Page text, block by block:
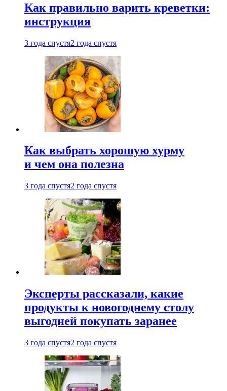
Как правильно варить креветки:
инструкция
3 года спустя2 года спустя
Как выбрать хорошую хурму
и чем она полезна
3 года спустя2 года спустя
Эксперты рассказали, какие
продукты к новогоднему столу
выгодней покупать заранее
3 года спустя2 года спустя